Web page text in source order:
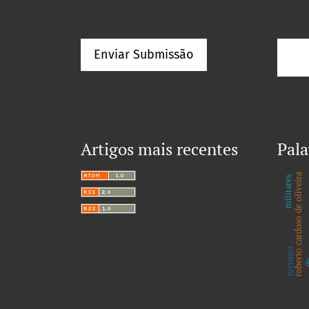
Enviar Submissão
Artigos mais recentes
roberto cardoso de oliveira
militares
turismo